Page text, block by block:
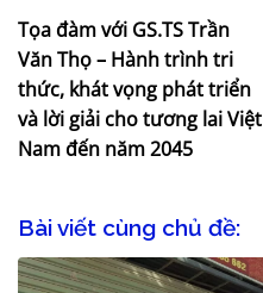
Tọa đàm với GS.TS Trần
Văn Thọ – Hành trình tri
thức, khát vọng phát triển
và lời giải cho tương lai Việt
Nam đến năm 2045
Bài viết cùng chủ đề: